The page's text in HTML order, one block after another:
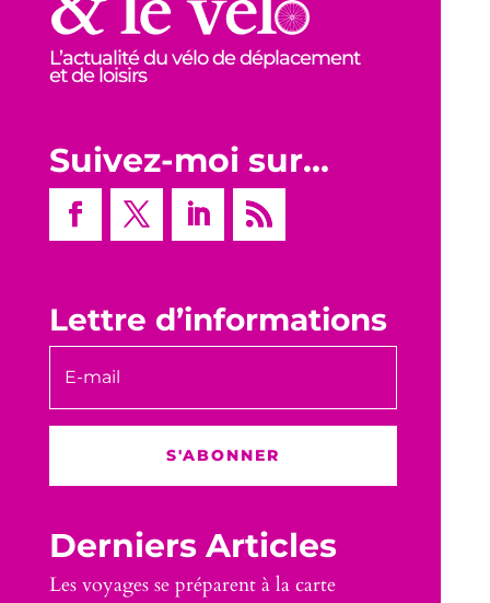
L’actualité du vélo de déplacement
et de loisirs
Suivez-moi sur…
Lettre d’informations
S'ABONNER
Derniers Articles
Les voyages se préparent à la carte